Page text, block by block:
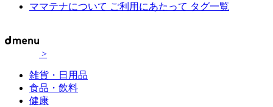
ママテナについて ご利用にあたって タグ一覧
>
雑貨・日用品
食品・飲料
健康